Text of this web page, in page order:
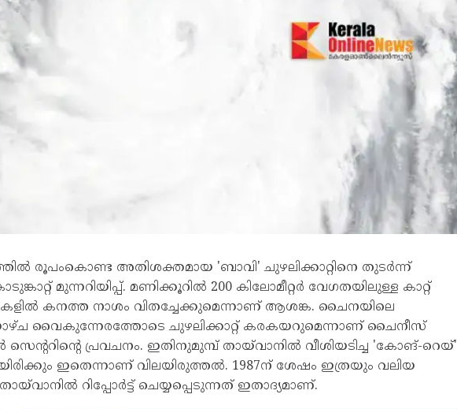
രൂപംകൊണ്ട അതിശക്തമായ 'ബാവി' ചുഴലിക്കാറ്റിനെ തുടർന്ന്
മുന്നറിയിപ്പ്. മണിക്കൂറിൽ 200 കിലോമീറ്റർ വേഗതയിലുള്ള കാറ്റ്
കനത്ത നാശം വിതച്ചേക്കുമെന്നാണ് ആശങ്ക. ചൈനയിലെ
വൈകുന്നേരത്തോടെ ചുഴലിക്കാറ്റ് കരകയറുമെന്നാണ് ചൈനീസ്
പ്രവചനം. ഇതിനുമുമ്പ് തായ്‌വാനിൽ വീശിയടിച്ച 'കോങ്-റെയ്'
ഇതെന്നാണ് വിലയിരുത്തൽ. 1987ന് ശേഷം ഇത്രയും വലിയ
റിപ്പോർട്ട് ചെയ്യപ്പെടുന്നത് ഇതാദ്യമാണ്.